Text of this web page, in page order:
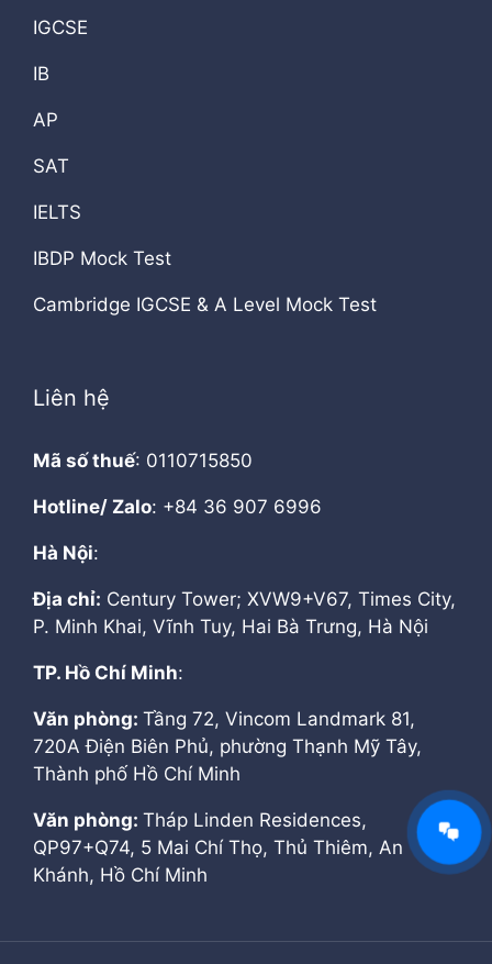
IGCSE
IB
AP
SAT
IELTS
IBDP Mock Test
Cambridge IGCSE & A Level Mock Test
Liên hệ
Mã số thuế: 0110715850
Hotline/ Zalo: +84 36 907 6996
Hà Nội:
Địa chỉ: Century Tower; XVW9+V67, Times City,
P. Minh Khai, Vĩnh Tuy, Hai Bà Trưng, Hà Nội
TP. Hồ Chí Minh:
Văn phòng: Tầng 72, Vincom Landmark 81,
720A Điện Biên Phủ, phường Thạnh Mỹ Tây,
Thành phố Hồ Chí Minh
Văn phòng: Tháp Linden Residences,
QP97+Q74, 5 Mai Chí Thọ, Thủ Thiêm, An
Khánh, Hồ Chí Minh